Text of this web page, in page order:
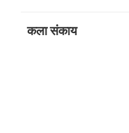
कला संकाय